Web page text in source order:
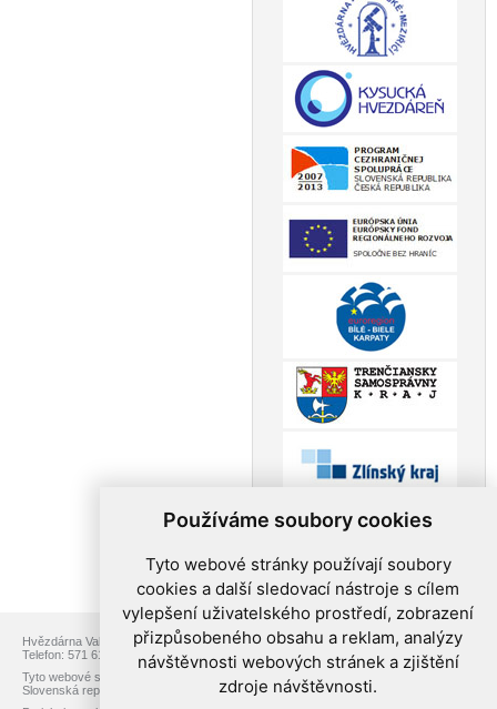
Používáme soubory cookies
Tyto webové stránky používají soubory
cookies a další sledovací nástroje s cílem
vylepšení uživatelského prostředí, zobrazení
přizpůsobeného obsahu a reklam, analýzy
návštěvnosti webových stránek a zjištění
zdroje návštěvnosti.
Hvězdárna Valašské Meziříčí, p.o., Vsetínská 78, 757 01 Valašské Meziříčí
Telefon: 571 611 928, Web:www.astrovm.cz , E-mail:
info@astrovm.cz
Tyto webové stránky jsou vytvořeny v rámci projektu přeshraniční spolupráce
Slovenská republika – Česká republika s názvem Astronomické cestování.